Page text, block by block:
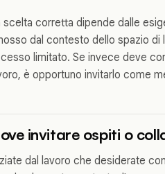
scelta corretta dipende dalle
dal contesto dello spazio di
limitato. Se invece deve
è opportuno invitarlo come
invitare ospiti o
dal lavoro che desiderate